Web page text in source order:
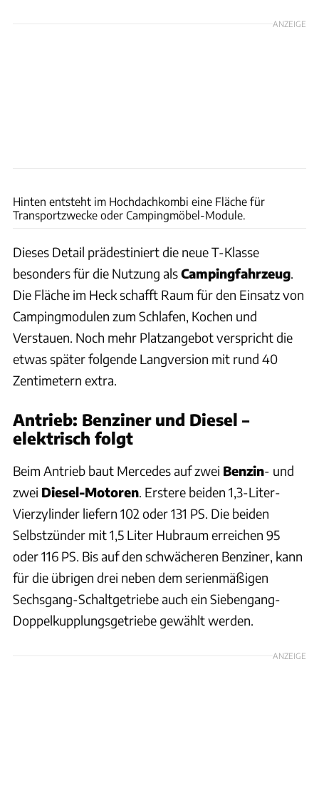
ANZEIGE
Hinten entsteht im Hochdachkombi eine Fläche für
Transportzwecke oder Campingmöbel-Module.
Dieses Detail prädestiniert die neue T-Klasse
besonders für die Nutzung alsCampingfahrzeug.
Die Fläche im Heck schafft Raum für den Einsatz von
Campingmodulen zum Schlafen, Kochen und
Verstauen. Noch mehr Platzangebot verspricht die
etwas später folgende Langversion mit rund 40
Zentimetern extra.
Antrieb: Benziner und Diesel –
elektrisch folgt
Beim Antrieb baut Mercedes auf zwei Benzin- und
zwei Diesel-Motoren. Erstere beiden 1,3-Liter-
Vierzylinder liefern 102 oder 131 PS. Die beiden
Selbstzünder mit 1,5 Liter Hubraum erreichen 95
oder 116 PS. Bis auf den schwächeren Benziner, kann
für die übrigen drei neben dem serienmäßigen
Sechsgang-Schaltgetriebe auch ein Siebengang-
Doppelkupplungsgetriebe gewählt werden.
ANZEIGE